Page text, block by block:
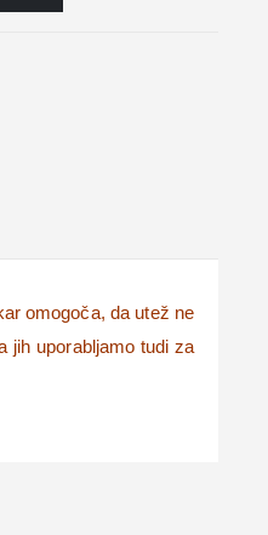
omogoča, da utež ne
jih uporabljamo tudi za